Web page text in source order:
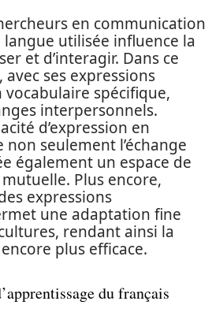
en communication
utilisée influence la
et d’interagir. Dans ce
avec ses expressions
vocabulaire spécifique,
interpersonnels.
d’expression en
seulement l’échange
également un espace de
Plus encore,
expressions
une adaptation fine
rendant ainsi la
plus efficace.
du français